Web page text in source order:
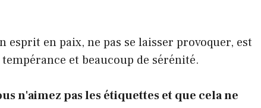
en paix, ne pas se laisser provoquer, est
et beaucoup de sérénité.
n'aimez pas les étiquettes et que cela ne